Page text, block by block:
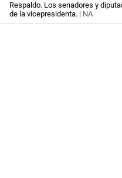
Respaldo. Los senadores y
de la vicepresidenta. | NA